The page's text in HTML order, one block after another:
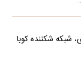
شبکه شکننده کوبا